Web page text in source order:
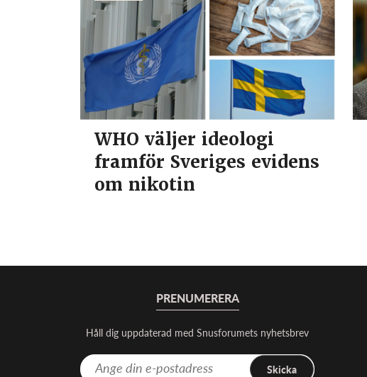
WHO väljer ideologi
framför Sveriges evidens
om nikotin
PRENUMERERA
Håll dig uppdaterad med Snusforumets nyhetsbrev
Skicka